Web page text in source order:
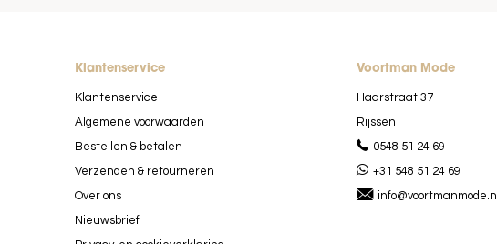
Klantenservice
Klantenservice
Algemene voorwaarden
Bestellen & betalen
Verzenden & retourneren
Over ons
Nieuwsbrief
Voortman Mode
Haarstraat 37
Rijssen
0548 51 24 69
+31 548 51 24 69
info@voortmanmode.nl